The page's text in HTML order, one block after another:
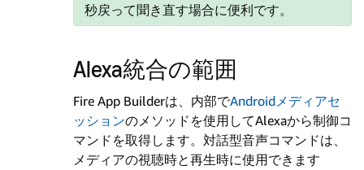
秒戻って聞き直す場合に便利です。
Alexa統合の範囲
Fire App Builderは、内部でAndroidメディアセ
ッションのメソッドを使用してAlexaから制御コ
マンドを取得します。対話型音声コマンドは、
メディアの視聴時と再生時に使用できます